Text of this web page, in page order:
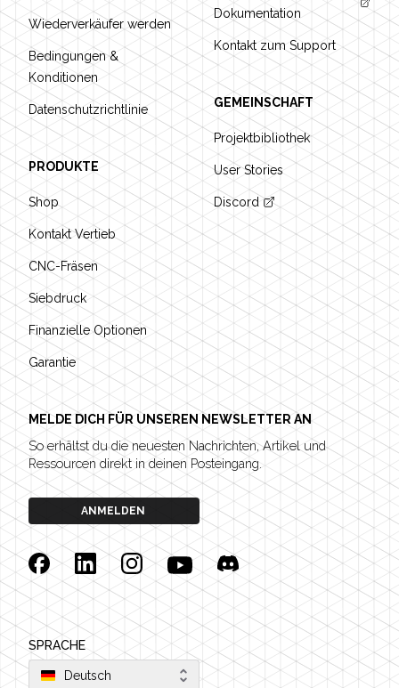
Wiederverkäufer werden
Bedingungen &
Konditionen
Datenschutzrichtlinie
PRODUKTE
Shop
Kontakt Vertieb
CNC-Fräsen
Siebdruck
Finanzielle Optionen
Garantie
Dokumentation
Kontakt zum Support
GEMEINSCHAFT
Projektbibliothek
User Stories
Discord
MELDE DICH FÜR UNSEREN NEWSLETTER AN
So erhältst du die neuesten Nachrichten, Artikel und
Ressourcen direkt in deinen Posteingang.
ANMELDEN
FacebookLinkedinInstagramYouTubeDiscord
SPRACHE
Deutsch